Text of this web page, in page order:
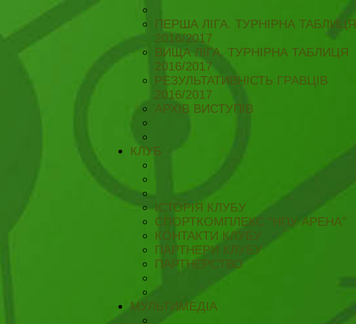
ПЕРША ЛІГА. ТУРНІРНА ТАБЛИЦЯ
2016/2017
ВИЩА ЛІГА. ТУРНІРНА ТАБЛИЦЯ
2016/2017
РЕЗУЛЬТАТИВНІСТЬ ГРАВЦІВ
2016/2017
АРХІВ ВИСТУПІВ
КЛУБ
ІСТОРІЯ КЛУБУ
СПОРТКОМПЛЕКС "НПУ АРЕНА"
КОНТАКТИ КЛУБУ
ПАРТНЕРИ КЛУБУ
ПАРТНЕРСТВО
МУЛЬТИМЕДІА